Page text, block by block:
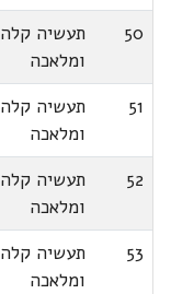
50
תעשיה קלה
ומלאכה
51
תעשיה קלה
ומלאכה
52
תעשיה קלה
ומלאכה
53
תעשיה קלה
ומלאכה